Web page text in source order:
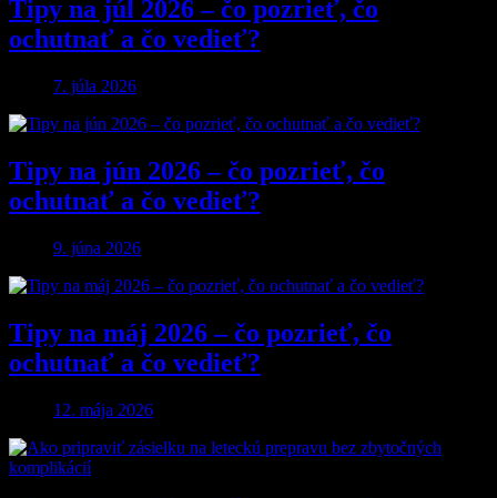
Tipy na júl 2026 – čo pozrieť, čo
ochutnať a čo vedieť?
7. júla 2026
Tipy na jún 2026 – čo pozrieť, čo
ochutnať a čo vedieť?
9. júna 2026
Tipy na máj 2026 – čo pozrieť, čo
ochutnať a čo vedieť?
12. mája 2026